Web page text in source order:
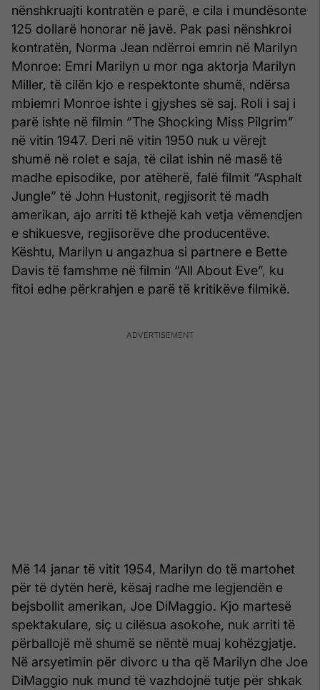
nënshkruajti kontratën e parë, e cila i mundësonte
125 dollarë honorar në javë. Pak pasi nënshkroi
kontratën, Norma Jean ndërroi emrin në Marilyn
Monroe: Emri Marilyn u mor nga aktorja Marilyn
Miller, të cilën kjo e respektonte shumë, ndërsa
mbiemri Monroe ishte i gjyshes së saj. Roli i saj i
parë ishte në filmin “The Shocking Miss Pilgrim”
në vitin 1947. Deri në vitin 1950 nuk u vërejt
shumë në rolet e saja, të cilat ishin në masë të
madhe episodike, por atëherë, falë filmit “Asphalt
Jungle” të John Hustonit, regjisorit të madh
amerikan, ajo arriti të kthejë kah vetja vëmendjen
e shikuesve, regjisorëve dhe producentëve.
Kështu, Marilyn u angazhua si partnere e Bette
Davis të famshme në filmin “All About Eve”, ku
fitoi edhe përkrahjen e parë të kritikëve filmikë.
Më 14 janar të vitit 1954, Marilyn do të martohet
për të dytën herë, kësaj radhe me legjendën e
bejsbollit amerikan, Joe DiMaggio. Kjo martesë
spektakulare, siç u cilësua asokohe, nuk arriti të
përballojë më shumë se nëntë muaj kohëzgjatje.
Në arsyetimin për divorc u tha që Marilyn dhe Joe
DiMaggio nuk mund të vazhdojnë tutje për shkak